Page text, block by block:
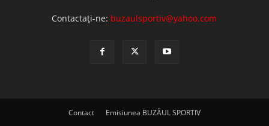
Contactați-ne: buzaulsportiv@yahoo.com
Contact Emisiunea BUZĂUL SPORTIV